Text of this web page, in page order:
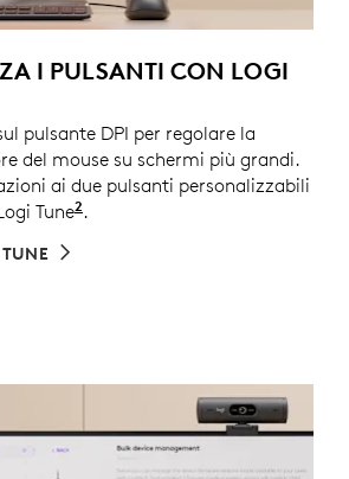
I PULSANTI CON LOGI
pulsante DPI per regolare la
del mouse su schermi più grandi.
ai due pulsanti personalizzabili
Tune2 Pulsante centrale e
.